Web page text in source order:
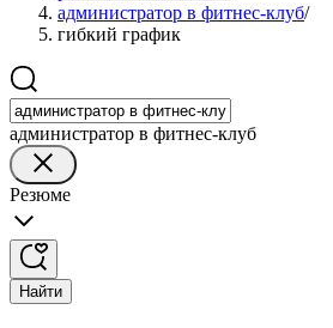
администратор в фитнес-клуб/
гибкий график
администратор в фитнес-клуб
Резюме
Найти